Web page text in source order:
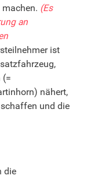
(Es
an
ist
(=
nähert,
und die
die